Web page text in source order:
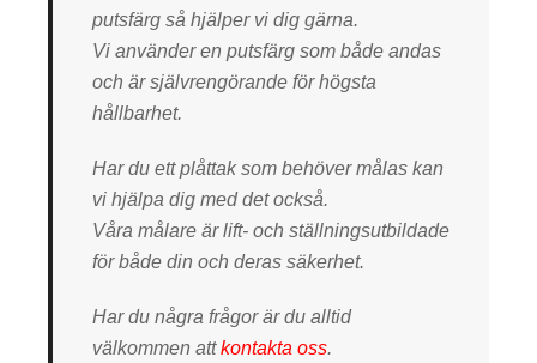
putsfärg så hjälper vi dig gärna.
Vi använder en putsfärg som både andas
och är självrengörande för högsta
hållbarhet.
Har du ett plåttak som behöver målas kan
vi hjälpa dig med det också.
Våra målare är lift- och ställningsutbildade
för både din och deras säkerhet.
Har du några frågor är du alltid
välkommen attkontakta oss.